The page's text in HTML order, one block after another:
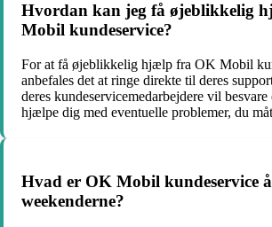
Hvordan kan jeg få øjeblikkelig
Mobil kundeservice?
For at få øjeblikkelig hjælp fra OK Mobil
anbefales det at ringe direkte til deres
deres kundeservicemedarbejdere vil
hjælpe dig med eventuelle problemer, du
Hvad er OK Mobil kundeservice
weekenderne?